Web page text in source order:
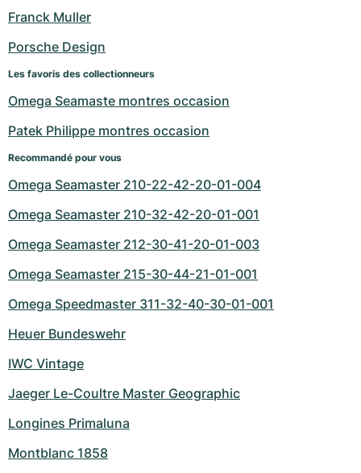
Franck Muller
Porsche Design
Les favoris des collectionneurs
Omega Seamaste montres occasion
Patek Philippe montres occasion
Recommandé pour vous
Omega Seamaster 210-22-42-20-01-004
Omega Seamaster 210-32-42-20-01-001
Omega Seamaster 212-30-41-20-01-003
Omega Seamaster 215-30-44-21-01-001
Omega Speedmaster 311-32-40-30-01-001
Heuer Bundeswehr
IWC Vintage
Jaeger Le-Coultre Master Geographic
Longines Primaluna
Montblanc 1858